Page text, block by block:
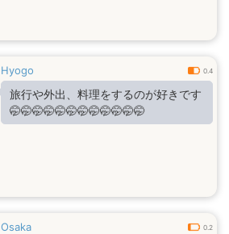
Hyogo 0.4
旅行や外出、料理をするのが好きです
🤭🤭🤭🤭🤭🤭🤭🤭🤭🤭🤭🤭
Osaka 0.2